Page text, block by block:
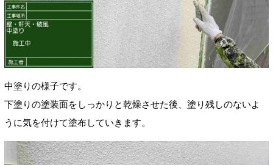
中塗りの様子です。
下塗りの塗装面をしっかりと乾燥させた後、塗り残しのないよ
うに気を付けて塗布していきます。